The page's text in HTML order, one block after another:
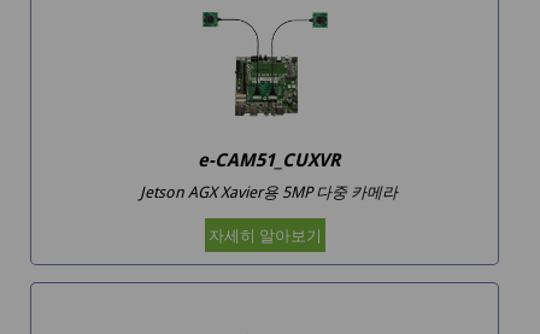
e-CAM51_CUXVR
Jetson AGX Xavier용 5MP 다중 카메라
자세히 알아보기